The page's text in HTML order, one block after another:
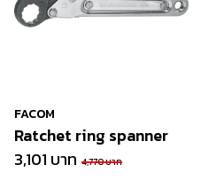
FACOM
Ratchet ring spanner
3,101 บาท 4,770 บาท